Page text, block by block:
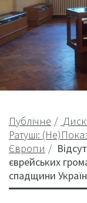
Публічне
Ратуші:
Європи
єврейських
спадщини